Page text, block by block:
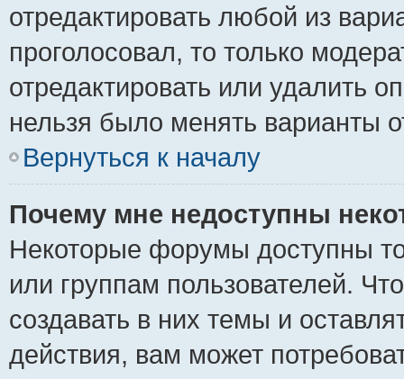
отредактировать любой из
проголосовал, то только
отредактировать или удалить
нельзя было менять варианты
Вернуться к началу
Почему мне недоступны
Некоторые форумы доступны
или группам пользователей.
создавать в них темы и
действия, вам может